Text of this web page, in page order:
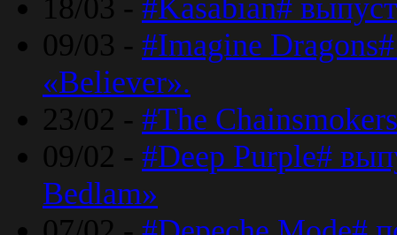
18/03 - #Kasabian#
09/03 - #Imagine
«Believer».
23/02 - #The
09/02 - #Deep Purple#
Bedlam»